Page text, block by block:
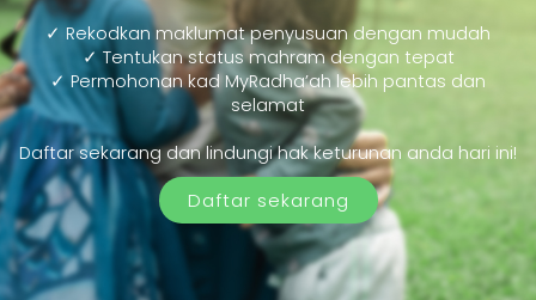
✓ Rekodkan maklumat penyusuan dengan mudah
✓ Tentukan status mahram dengan tepat
✓ Permohonan kad MyRadha’ah lebih pantas dan
selamat
Daftar sekarang dan lindungi hak keturunan anda hari ini!
Daftar sekarang